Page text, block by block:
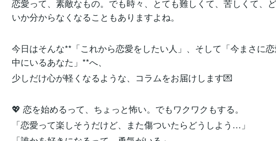
恋愛って、素敵なもの。でも時々、とても難しくて、苦しくて、
いか分からなくなることもありますよね。
今日はそんな**「これから恋愛をしたい人」、そして「今まさに
中にいるあなた」**へ、
少しだけ心が軽くなるような、コラムをお届けします💌
💖 恋を始めるって、ちょっと怖い。でもワクワクもする。
「恋愛って楽しそうだけど、また傷ついたらどうしよう…」